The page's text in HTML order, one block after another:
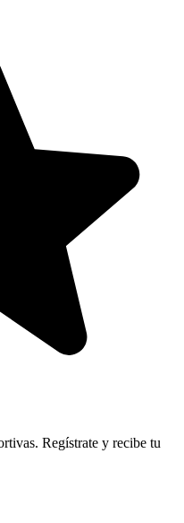
Regístrate y recibe tu